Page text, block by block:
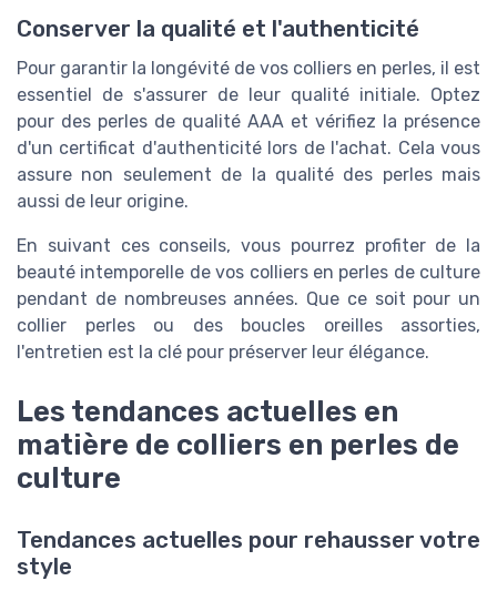
Conserver la qualité et l'authenticité
Pour garantir la longévité de vos colliers en perles, il est
essentiel de s'assurer de leur qualité initiale. Optez
pour des perles de qualité AAA et vérifiez la présence
d'un certificat d'authenticité lors de l'achat. Cela vous
assure non seulement de la qualité des perles mais
aussi de leur origine.
En suivant ces conseils, vous pourrez profiter de la
beauté intemporelle de vos colliers en perles de culture
pendant de nombreuses années. Que ce soit pour un
collier perles ou des boucles oreilles assorties,
l'entretien est la clé pour préserver leur élégance.
Les tendances actuelles en
matière de colliers en perles de
culture
Tendances actuelles pour rehausser votre
style